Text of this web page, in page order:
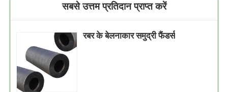
सबसे उत्तम प्रतिदान प्राप्त करें
रबर के बेलनाकार समुद्री फैंडर्स